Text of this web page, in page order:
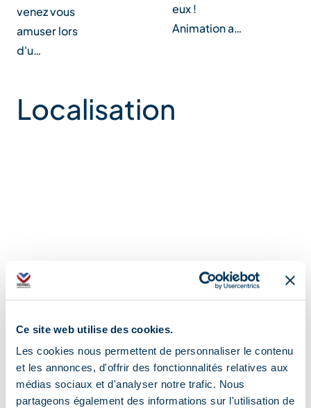
Ce site web utilise des cookies.
Les cookies nous permettent de personnaliser le contenu
et les annonces, d'offrir des fonctionnalités relatives aux
médias sociaux et d'analyser notre trafic. Nous
partageons également des informations sur l'utilisation de
venez vous
amuser lors
d'u…
eux !
Animation a…
Localisation